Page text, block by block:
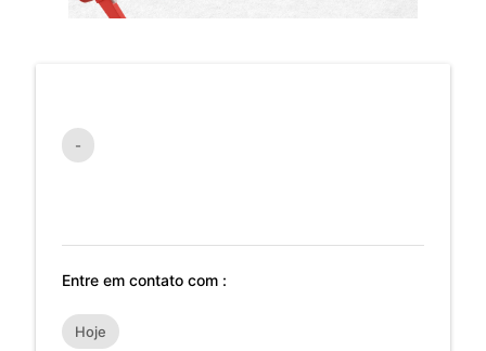
-
Entre em contato com :
Hoje